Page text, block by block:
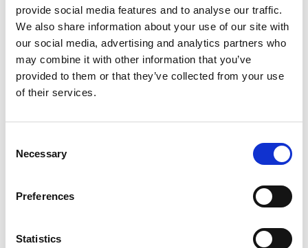
provide social media features and to analyse our traffic.
We also share information about your use of our site with
our social media, advertising and analytics partners who
may combine it with other information that you’ve
provided to them or that they’ve collected from your use
of their services.
Selection
Necessary
Preferences
Statistics